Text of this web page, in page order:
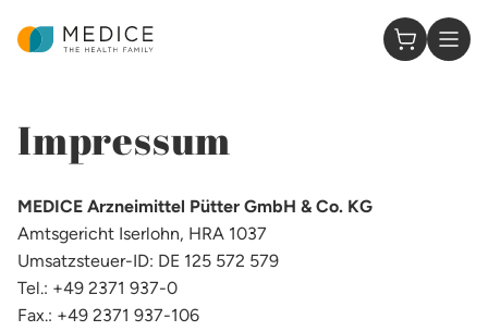
Homepage
0 Items in
Impressum
MEDICE Arzneimittel Pütter GmbH & Co. KG
Amtsgericht Iserlohn, HRA 1037
Umsatzsteuer-ID: DE 125 572 579
Tel.: +49 2371 937-0
Fax.: +49 2371 937-106